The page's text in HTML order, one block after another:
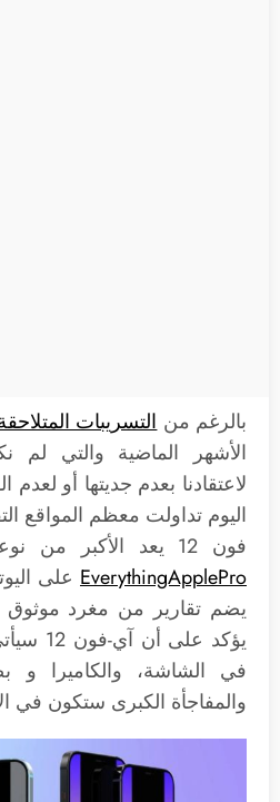
بالرغم من التسريبات
الأشهر الماضية والتي
لاعتقادنا بعدم جديتها أو
اليوم تداولت معظم المواقع
فون 12 يعد الأكبر من نوعه، حيث نشرت قناة
EverythingApplePro على
يضم تقارير من مغرد
يؤكد
والمفاجأة الكبرى ستكون في